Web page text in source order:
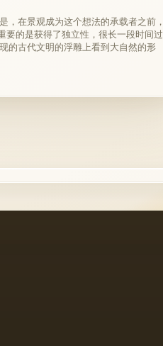
，在景观成为这个想法的承载者之前，
要的是获得了独立性，很长一段时间过
的古代文明的浮雕上看到大自然的形